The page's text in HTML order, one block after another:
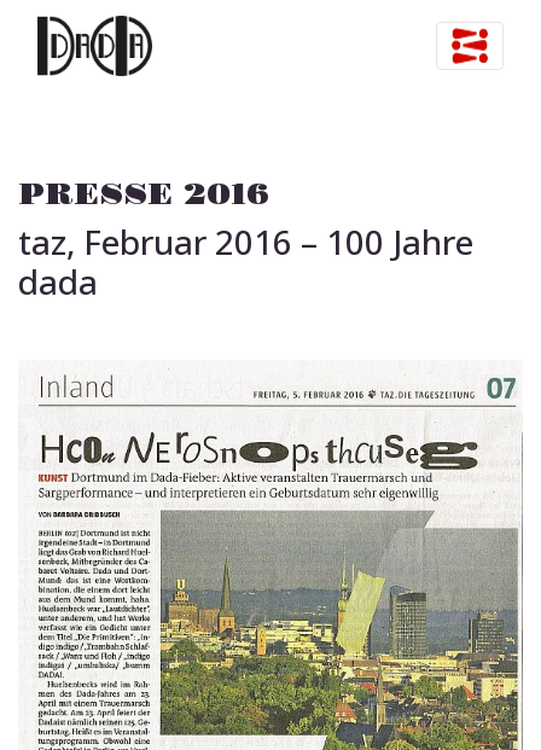
Skip to content
PRESSE 2016
taz, Februar 2016 – 100 Jahre
dada